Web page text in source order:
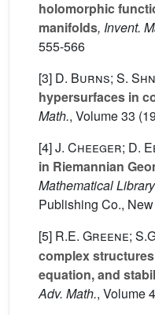
holomorphic
manifolds, Invent.
555-566
[3] D. Burns; S.
hypersurfaces in
Math., Volume 33
[4]J. Cheeger; D.
in Riemannian
Mathematical Library
Publishing Co.,
[5] R.E. Greene;
complex
equation, and
Adv. Math., Volume